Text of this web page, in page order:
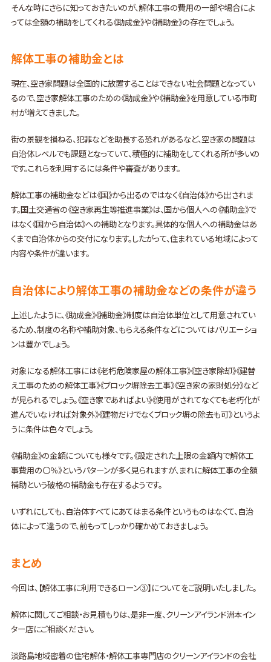
そんな時にさらに知っておきたいのが、解体工事の費用の一部や場合によ
っては全額の補助をしてくれる《助成金》や《補助金》の存在でしょう。
解体工事の補助金とは
現在、空き家問題は全国的に放置することはできない社会問題となってい
るので、空き家解体工事のための《助成金》や《補助金》を用意している市町
村が増えてきました。
街の景観を損ねる、犯罪などを助長する恐れがあるなど、空き家の問題は
自治体レベルでも課題となっていて、積極的に補助をしてくれる所が多いの
です。これらを利用するには条件や審査があります。
解体工事の補助金などは《国》から出るのではなく《自治体》から出されま
す。国土交通省の《空き家再生等推進事業》は、国から個人への《補助金》で
はなく《国から自治体》への補助となります。具体的な個人への補助金はあ
くまで自治体からの交付になります。したがって、住まれている地域によって
内容や条件が違います。
自治体により解体工事の補助金などの条件が違う
上述したように、《助成金》《補助金》制度は自治体単位として用意されてい
るため、制度の名称や補助対象、もらえる条件などについてはバリエーショ
ンは豊かでしょう。
対象になる解体工事には《老朽危険家屋の解体工事》《空き家除却》《建替
え工事のための解体工事》《ブロック塀除去工事》《空き家の家財処分》など
が見られるでしょう。《空き家であればよい》《使用がされてなくても老朽化が
進んでいなければ対象外》《建物だけでなくブロック塀の除去も可》というよ
うに条件は色々でしょう。
《補助金》の金額についても様々です。《設定された上限の金額内で解体工
事費用の〇％》というパターンが多く見られますが、まれに解体工事の全額
補助という破格の補助金も存在するようです。
いずれにしても、自治体すべてにあてはまる条件というものはなくて、自治
体によって違うので、前もってしっかり確かめておきましょう。
まとめ
今回は、【解体工事に利用できるローン③】についてをご説明いたしました。
解体に関してご相談・お見積もりは、是非一度、クリーンアイランド洲本イン
ター店にご相談ください。
淡路島地域密着の住宅解体・解体工事専門店のクリーンアイランドの会社